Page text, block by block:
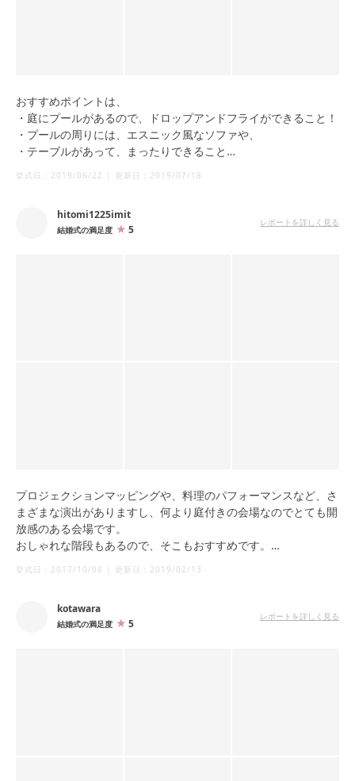
おすすめポイントは、
・庭にプールがあるので、ドロップアンドフライができること！
・プールの周りには、エスニック風なソファや、
・テーブルがあって、まったりできること
・オープンキッチンがあること
挙式日： 2019/06/22 | 更新日： 2019/07/18
hitomi1225imit
結婚式の満足度 5
レポートを詳しく見る
プロジェクションマッピングや、料理のパフォーマンスなど、さ
まざまな演出がありますし、何より庭付きの会場なのでとても開
放感のある会場です。
おしゃれな階段もあるので、そこもおすすめです。
者のみんなの様子も写真に収めることができてとてもおすすめで
挙式日： 2017/10/08 | 更新日： 2019/02/13
kotawara
結婚式の満足度 5
レポートを詳しく見る